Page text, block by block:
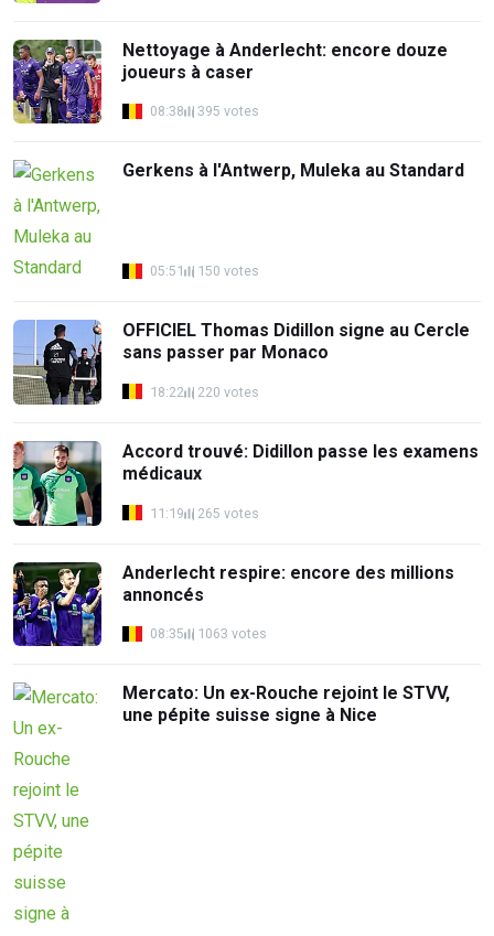
Nettoyage à Anderlecht: encore douze
joueurs à caser
08:38 395 votes
Gerkens à l'Antwerp, Muleka au Standard
05:51 150 votes
OFFICIEL Thomas Didillon signe au Cercle
sans passer par Monaco
18:22 220 votes
Accord trouvé: Didillon passe les examens
médicaux
11:19 265 votes
Anderlecht respire: encore des millions
annoncés
08:35 1063 votes
Mercato: Un ex-Rouche rejoint le STVV,
une pépite suisse signe à Nice